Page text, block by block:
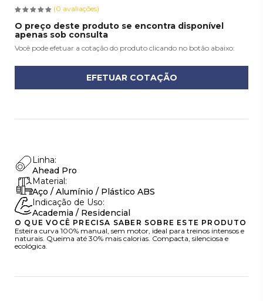
(0 avaliações)
O preço deste produto se encontra disponível
apenas sob consulta
Você pode efetuar a cotação do produto clicando no botão abaixo:
EFETUAR COTAÇÃO
Linha:
Ahead Pro
Material:
Aço / Alumínio / Plástico ABS
Indicação de Uso:
Academia / Residencial
O QUE VOCÊ PRECISA SABER SOBRE ESTE PRODUTO
Esteira curva 100% manual, sem motor, ideal para treinos intensos e
naturais. Queima até 30% mais calorias. Compacta, silenciosa e
ecológica.